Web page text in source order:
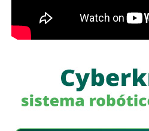
económica y los crímenes
La apuesta salió mal.
mayoría reclutas de 18 y 19
tropicales del norte argentino,
frío ni equipamiento suficiente
ropa inadecuada, mal